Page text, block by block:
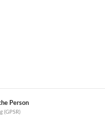
Person
(GPSR)